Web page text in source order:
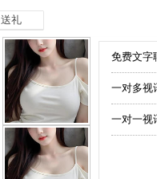
送礼
免费文
一对多
一对一